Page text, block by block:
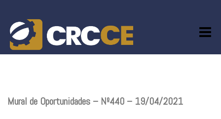
content
Mural de Oportunidades – Nº440 – 19/04/2021